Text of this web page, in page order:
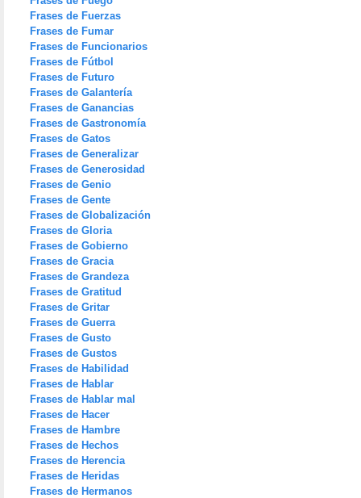
Frases de Fuerzas
Frases de Fumar
Frases de Funcionarios
Frases de Fútbol
Frases de Futuro
Frases de Galantería
Frases de Ganancias
Frases de Gastronomía
Frases de Gatos
Frases de Generalizar
Frases de Generosidad
Frases de Genio
Frases de Gente
Frases de Globalización
Frases de Gloria
Frases de Gobierno
Frases de Gracia
Frases de Grandeza
Frases de Gratitud
Frases de Gritar
Frases de Guerra
Frases de Gusto
Frases de Gustos
Frases de Habilidad
Frases de Hablar
Frases de Hablar mal
Frases de Hacer
Frases de Hambre
Frases de Hechos
Frases de Herencia
Frases de Heridas
Frases de Hermanos